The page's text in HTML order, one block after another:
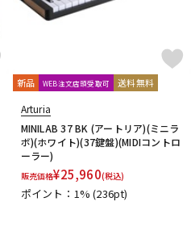
新品 WEB注文店頭受取可 送料無料
Arturia
MINILAB 37 BK (アートリア)(ミニラ
ボ)(ホワイト)(37鍵盤)(MIDIコントロ
ーラー)
販売価格¥25,960(税込)
ポイント：1%(236pt)